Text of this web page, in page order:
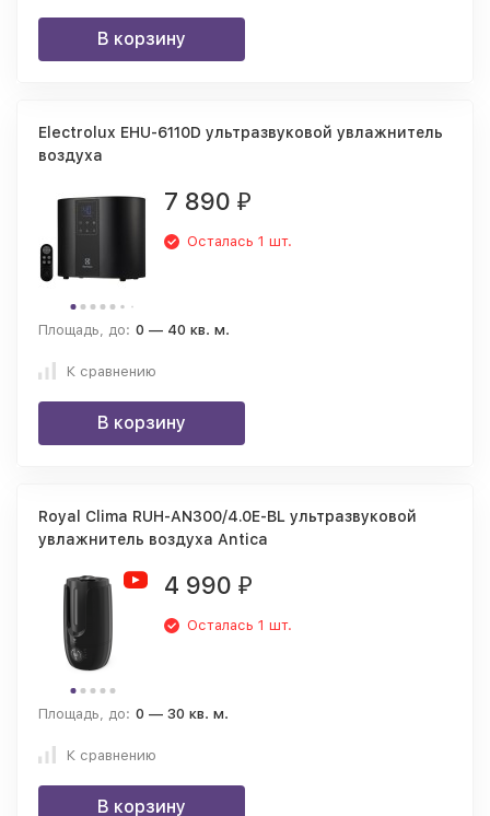
В корзину
Electrolux EHU-6110D ультразвуковой увлажнитель
воздуха
7 890 ₽
Осталась 1 шт.
Площадь, до: 0 — 40 кв. м.
К сравнению
В корзину
Royal Clima RUH-AN300/4.0E-BL ультразвуковой
увлажнитель воздуха Antica
4 990 ₽
Осталась 1 шт.
Площадь, до: 0 — 30 кв. м.
К сравнению
В корзину